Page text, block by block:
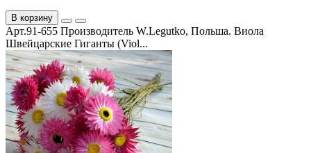
В корзину
Арт.91-655 Производитель W.Legutko, Польша. Виола
Швейцарские Гиганты (Viol...